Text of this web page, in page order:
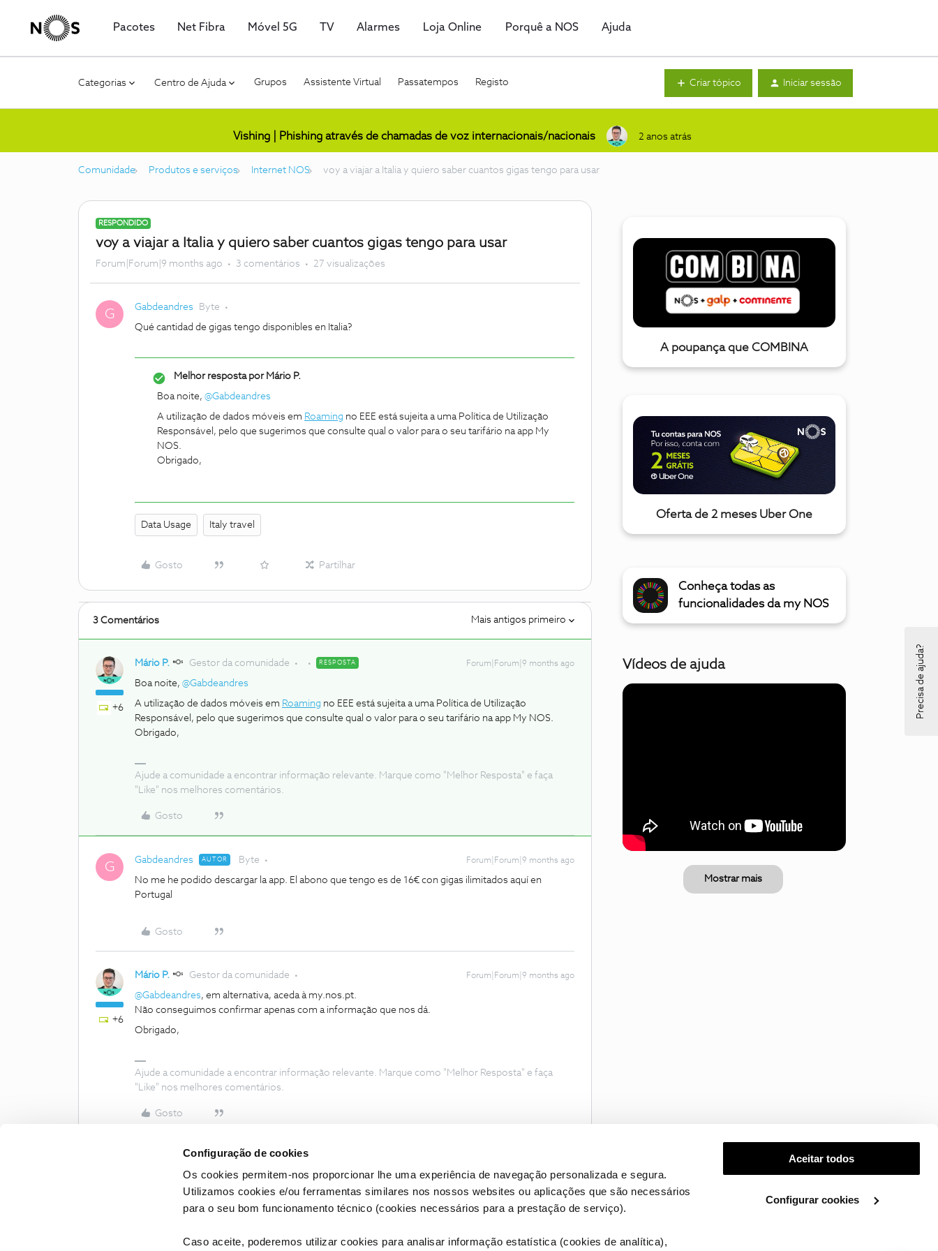
Configuração de cookies
Os cookies permitem-nos proporcionar lhe uma experiência de navegação personalizada e segura.
Utilizamos cookies e/ou ferramentas similares nos nossos websites ou aplicações que são necessários
para o seu bom funcionamento técnico (cookies necessários para a prestação de serviço).
Caso aceite, poderemos utilizar cookies para analisar informação estatística (cookies de analítica),
Aceitar todos
Configurar cookies
Pacotes Net Fibra Móvel 5G TV Alarmes Loja Online Porquê a NOS Ajuda
Categorias Centro de Ajuda Grupos Assistente Virtual Passatempos Registo Criar tópico Iniciar sessão
Vishing | Phishing através de chamadas de voz internacionais/nacionais 2 anos atrás
Comunidade Produtos e serviços Internet NOS voy a viajar a Italia y quiero saber cuantos gigas tengo para usar
RESPONDIDO
voy a viajar a Italia y quiero saber cuantos gigas tengo para usar
Forum|Forum|9 months ago 3 comentários 27 visualizações
G Gabdeandres Byte
Qué cantidad de gigas tengo disponibles en Italia?
Melhor resposta porMário P.
Boa noite, ​ @Gabdeandres
A utilização de dados móveis em Roaming no EEE está sujeita a uma Política de Utilização
Responsável, pelo que sugerimos que consulte qual o valor para o seu tarifário na app My
NOS.
Obrigado,
Data Usage Italy travel
Gosto Partilhar
3 Comentários Mais antigos primeiro
+6
Mário P. Gestor da comunidade RESPOSTA Forum|Forum|9 months ago
Boa noite, ​ @Gabdeandres
A utilização de dados móveis em Roaming no EEE está sujeita a uma Política de Utilização
Responsável, pelo que sugerimos que consulte qual o valor para o seu tarifário na app My NOS.
Obrigado,
Ajude a comunidade a encontrar informação relevante. Marque como "Melhor Resposta" e faça
"Like" nos melhores comentários.
Gosto
G Gabdeandres AUTOR Byte Forum|Forum|9 months ago
No me he podido descargar la app. El abono que tengo es de 16€ con gigas ilimitados aquí en
Portugal
Gosto
+6
Mário P. Gestor da comunidade Forum|Forum|9 months ago
@Gabdeandres, em alternativa, aceda à my.nos.pt.
Não conseguimos confirmar apenas com a informação que nos dá.
Obrigado,
Ajude a comunidade a encontrar informação relevante. Marque como "Melhor Resposta" e faça
"Like" nos melhores comentários.
Gosto
A poupança que COMBINA
Oferta de 2 meses Uber One
Conheça todas as
funcionalidades da my NOS
Vídeos de ajuda
Mostrar mais
Precisa de ajuda?